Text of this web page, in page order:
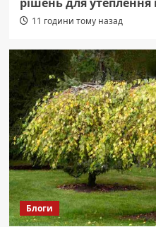
11 години тому назад
Блоги